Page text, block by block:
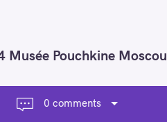
Musée Pouchkine Moscou
0 comments